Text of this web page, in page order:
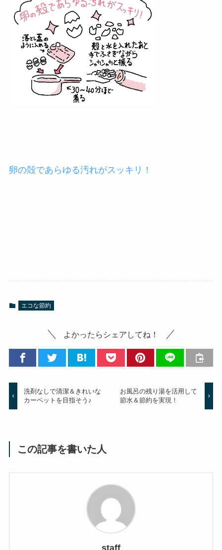
卵の殻であらゆる汚れがスッキリ！
エコな節約
よかったらシェアしてね！
洗剤なしで清潔＆きれいな
カーペットを目指そう♪
お風呂の残り湯を活用して
節水＆節約を実現！
この記事を書いた人